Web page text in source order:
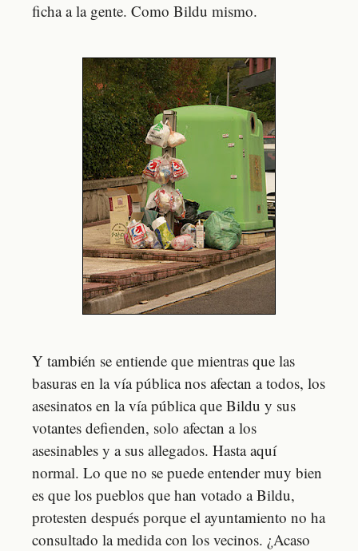
ficha a la gente. Como Bildu mismo.
Y también se entiende que mientras que las
basuras en la vía pública nos afectan a todos, los
asesinatos en la vía pública que Bildu y sus
votantes defienden, solo afectan a los
asesinables y a sus allegados. Hasta aquí
normal. Lo que no se puede entender muy bien
es que los pueblos que han votado a Bildu,
protesten después porque el ayuntamiento no ha
consultado la medida con los vecinos. ¿Acaso